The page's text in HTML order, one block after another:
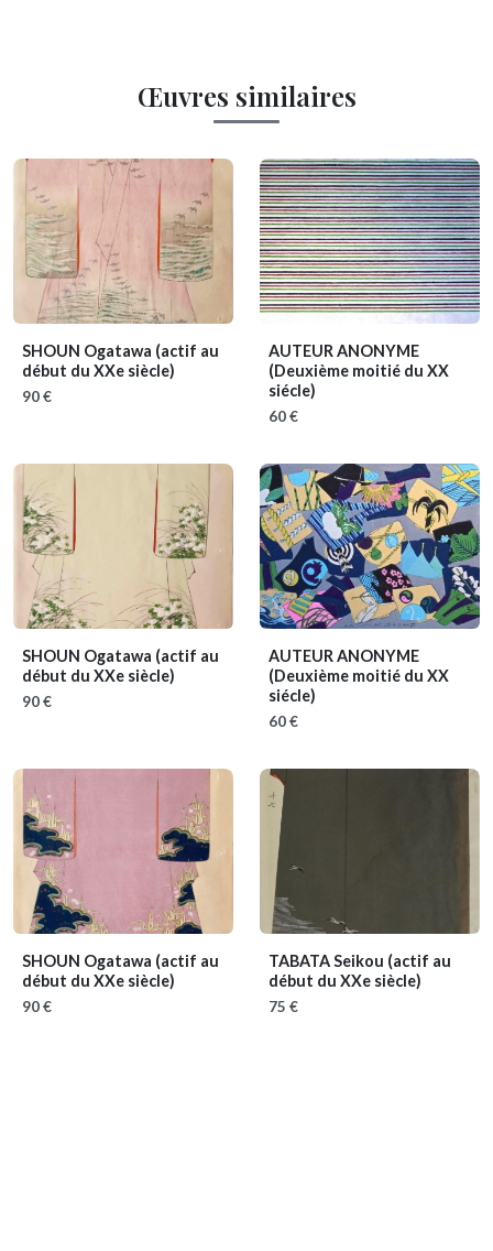
Œuvres similaires
SHOUN Ogatawa (actif au
début du XXe siècle)
90 €
AUTEUR ANONYME
(Deuxième moitié du XX
siécle)
60 €
SHOUN Ogatawa (actif au
début du XXe siècle)
90 €
AUTEUR ANONYME
(Deuxième moitié du XX
siécle)
60 €
SHOUN Ogatawa (actif au
début du XXe siècle)
90 €
TABATA Seikou (actif au
début du XXe siècle)
75 €